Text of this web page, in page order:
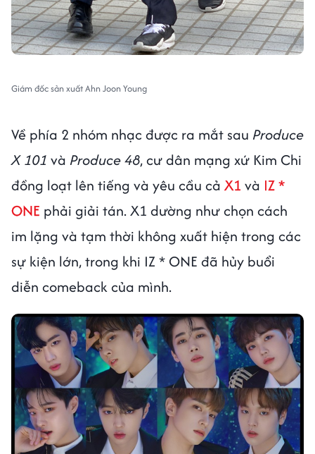
Giám đốc sản xuất Ahn Joon Young
Về phía 2 nhóm nhạc được ra mắt sau Produce
X 101 và Produce 48, cư dân mạng xứ Kim Chi
đồng loạt lên tiếng và yêu cầu cả X1 và IZ *
ONE phải giải tán. X1 dường như chọn cách
im lặng và tạm thời không xuất hiện trong các
sự kiện lớn, trong khi IZ * ONE đã hủy buổi
diễn comeback của mình.